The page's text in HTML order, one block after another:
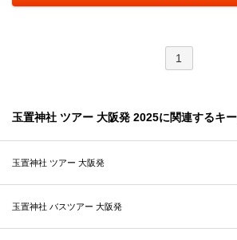
1
玉置神社 ツアー 大阪発 2025に関連するキ
玉置神社 ツアー 大阪発
玉置神社 バスツアー 大阪発